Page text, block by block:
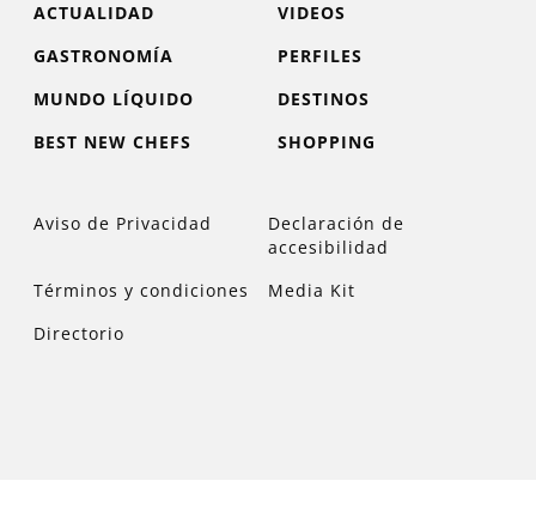
ACTUALIDAD
VIDEOS
GASTRONOMÍA
PERFILES
MUNDO LÍQUIDO
DESTINOS
BEST NEW CHEFS
SHOPPING
Aviso de Privacidad
Declaración de
accesibilidad
Términos y condiciones
Media Kit
Directorio